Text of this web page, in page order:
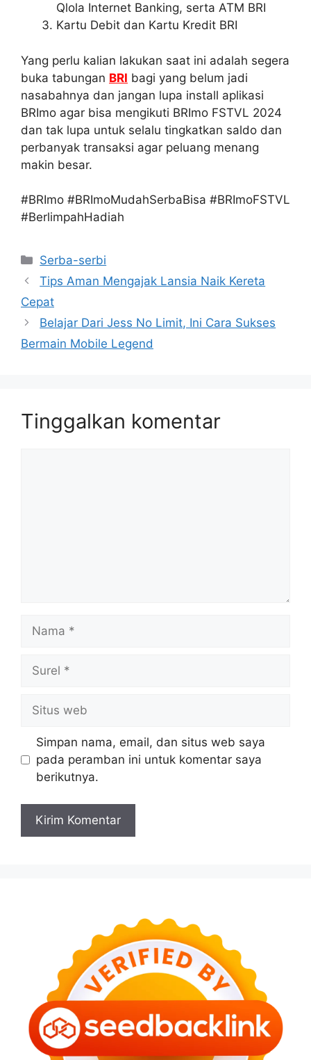
Qlola Internet Banking, serta ATM BRI
Kartu Debit dan Kartu Kredit BRI
Yang perlu kalian lakukan saat ini adalah segera
buka tabungan BRI bagi yang belum jadi
nasabahnya dan jangan lupa install aplikasi
BRImo agar bisa mengikuti BRImo FSTVL 2024
dan tak lupa untuk selalu tingkatkan saldo dan
perbanyak transaksi agar peluang menang
makin besar.
#BRImo #BRImoMudahSerbaBisa #BRImoFSTVL
#BerlimpahHadiah
Kategori
Serba-serbi
Tips Aman Mengajak Lansia Naik Kereta
Cepat
Belajar Dari Jess No Limit, Ini Cara Sukses
Bermain Mobile Legend
Tinggalkan komentar
Nama
Surel
Situs
web
Simpan nama, email, dan situs web saya
pada peramban ini untuk komentar saya
berikutnya.